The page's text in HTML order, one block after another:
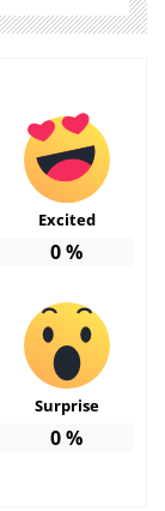
Excited
0%
Surprise
0%